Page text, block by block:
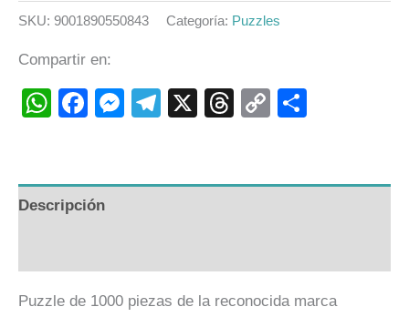
SKU: 9001890550843 Categoría: Puzzles
Compartir en:
WhatsApp
Facebook
Messenger
Telegram
X Threads
Copy
Descripción
Puzzle de 1000 piezas de la reconocida marca